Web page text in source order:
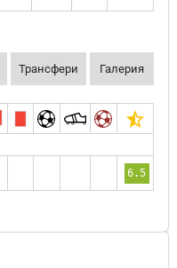
Трансфери Галерия
6.5